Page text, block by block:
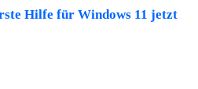
Hilfe für Windows 11 jetzt